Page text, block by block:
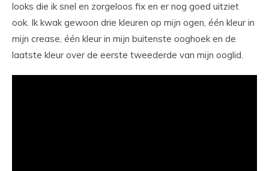
looks die ik snel en zorgeloos fix en er nog goed uitziet
ook. Ik kwak gewoon drie kleuren op mijn ogen, één kleur in
mijn crease, één kleur in mijn buitenste ooghoek en de
laatste kleur over de eerste tweederde van mijn ooglid.